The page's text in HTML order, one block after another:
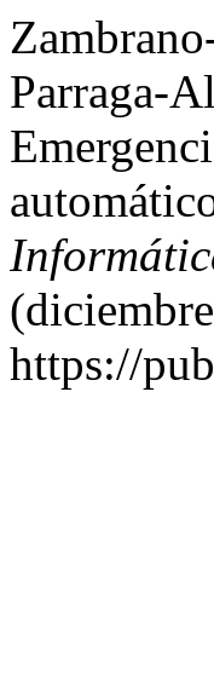
Parraga-
https://